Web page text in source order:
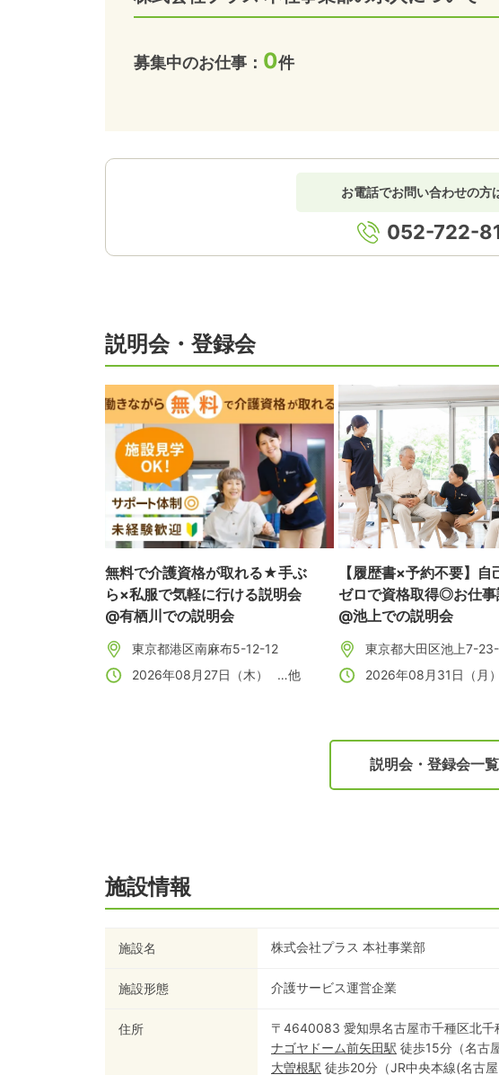
募集中のお仕事： 0件
お電話でお問い合わせの方
052-722-
説明会・登録会
無料で介護資格が取れる★手ぶ
ら×私服で気軽に行ける説明会
@有栖川での説明会
東京都港区南麻布5-12-12
2026年08月27日（木）
…他
【履歴書×予約不要】自
ゼロで資格取得◎お仕事
@池上での説明会
東京都大田区池上7-
2026年08月31日（月）
説明会・登録会一
施設情報
施設名 株式会社プラス 本社事業部
施設形態 介護サービス運営企業
住所
〒4640083 愛知県名古屋市千種区北千
ナゴヤドーム前矢田駅 徒歩15分 （名古
大曽根駅 徒歩20分 （JR中央本線(名古